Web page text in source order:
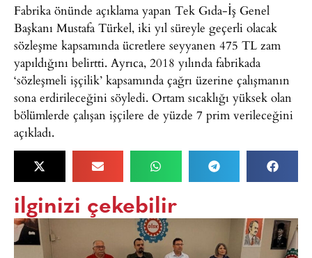
Fabrika önünde açıklama yapan Tek Gıda-İş Genel
Başkanı Mustafa Türkel, iki yıl süreyle geçerli olacak
sözleşme kapsamında ücretlere seyyanen 475 TL zam
yapıldığını belirtti. Ayrıca, 2018 yılında fabrikada
‘sözleşmeli işçilik’ kapsamında çağrı üzerine çalışmanın
sona erdirileceğini söyledi. Ortam sıcaklığı yüksek olan
bölümlerde çalışan işçilere de yüzde 7 prim verileceğini
açıkladı.
ilginizi çekebilir